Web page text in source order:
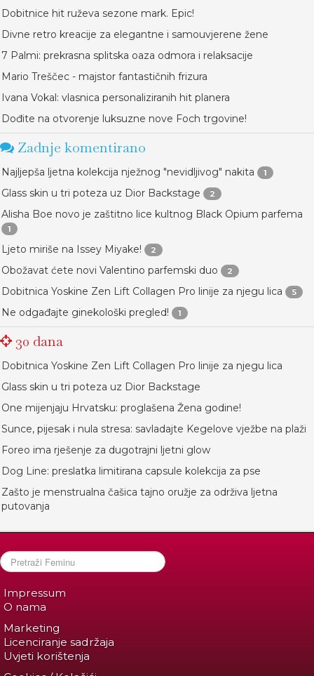
Dobitnice hit ruževa sezone mark. Epic!
Divne retro kreacije za elegantne i samouvjerene žene
7 Palmi: prekrasna splitska oaza odmora i relaksacije
Mario Treščec - majstor fantastičnih frizura
Ivana Vokal: vlasnica personaliziranih hit planera
Dođite na otvorenje luksuzne nove Foch trgovine!
Zadnje komentirano
Najljepša ljetna kolekcija nježnog "nevidljivog" nakita 1
Glass skin u tri poteza uz Dior Backstage 2
Alisha Boe novo je zaštitno lice kultnog Black Opium parfema
1
Ljeto miriše na Issey Miyake! 2
Obožavat ćete novi Valentino parfemski duo 2
Dobitnica Yoskine Zen Lift Collagen Pro linije za njegu lica 5
Ne odgađajte ginekološki pregled! 1
30 dana
Dobitnica Yoskine Zen Lift Collagen Pro linije za njegu lica
Glass skin u tri poteza uz Dior Backstage
One mijenjaju Hrvatsku: proglašena Žena godine!
Sunce, pijesak i nula stresa: savladajte Kegelove vježbe na plaži
Foreo ima rješenje za dugotrajni ljetni glow
Dog Line: preslatka limitirana capsule kolekcija za pse
Zašto je menstrualna čašica tajno oružje za održiva ljetna
putovanja
Impressum
O nama
Marketing
Licenciranje sadržaja
Uvjeti korištenja